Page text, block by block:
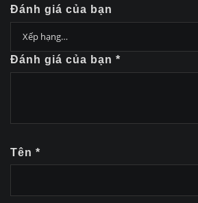
Đánh giá của bạn
Đánh giá của bạn *
Tên *